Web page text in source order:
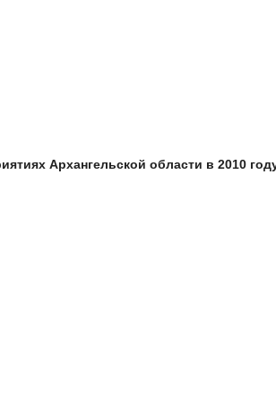
Архангельской области в 2010